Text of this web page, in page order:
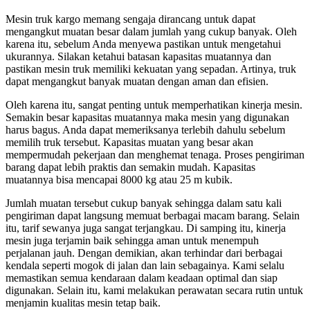
Mesin truk kargo memang sengaja dirancang untuk dapat
mengangkut muatan besar dalam jumlah yang cukup banyak. Oleh
karena itu, sebelum Anda menyewa pastikan untuk mengetahui
ukurannya. Silakan ketahui batasan kapasitas muatannya dan
pastikan mesin truk memiliki kekuatan yang sepadan. Artinya, truk
dapat mengangkut banyak muatan dengan aman dan efisien.
Oleh karena itu, sangat penting untuk memperhatikan kinerja mesin.
Semakin besar kapasitas muatannya maka mesin yang digunakan
harus bagus. Anda dapat memeriksanya terlebih dahulu sebelum
memilih truk tersebut. Kapasitas muatan yang besar akan
mempermudah pekerjaan dan menghemat tenaga. Proses pengiriman
barang dapat lebih praktis dan semakin mudah. Kapasitas
muatannya bisa mencapai 8000 kg atau 25 m kubik.
Jumlah muatan tersebut cukup banyak sehingga dalam satu kali
pengiriman dapat langsung memuat berbagai macam barang. Selain
itu, tarif sewanya juga sangat terjangkau. Di samping itu, kinerja
mesin juga terjamin baik sehingga aman untuk menempuh
perjalanan jauh. Dengan demikian, akan terhindar dari berbagai
kendala seperti mogok di jalan dan lain sebagainya. Kami selalu
memastikan semua kendaraan dalam keadaan optimal dan siap
digunakan. Selain itu, kami melakukan perawatan secara rutin untuk
menjamin kualitas mesin tetap baik.